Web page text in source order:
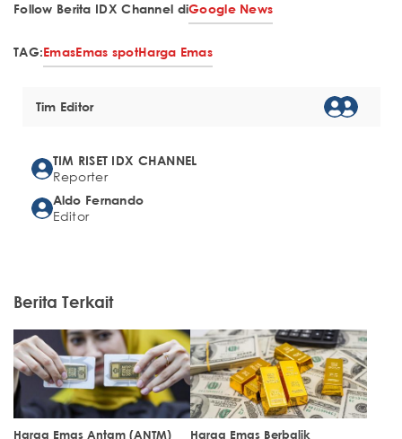
Follow Berita IDX Channel diGoogle News
TAG:EmasEmas spotHarga Emas
Tim Editor
TIM RISET IDX CHANNEL
Reporter
Aldo Fernando
Editor
Berita Terkait
Harga Emas Antam (ANTM) Harga Emas Berbalik